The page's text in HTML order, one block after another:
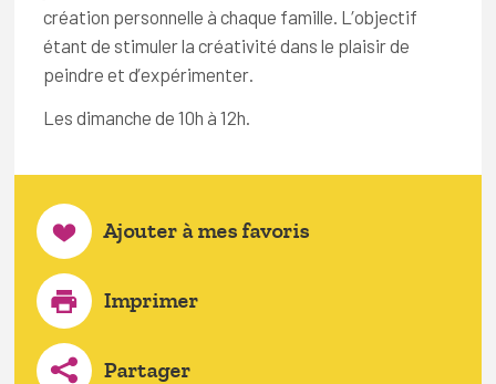
création personnelle à chaque famille. L’objectif
étant de stimuler la créativité dans le plaisir de
peindre et d’expérimenter.
Les dimanche de 10h à 12h.
Ajouter à mes favoris
Imprimer
Partager